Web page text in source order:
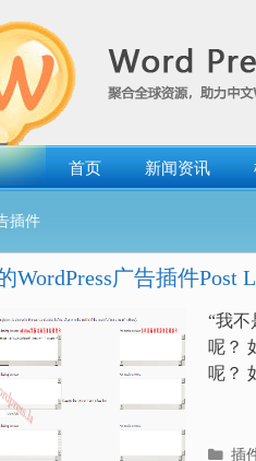
首页 新闻资讯
插件
WordPress广告插件Post
“我不
呢？
呢？
分
插